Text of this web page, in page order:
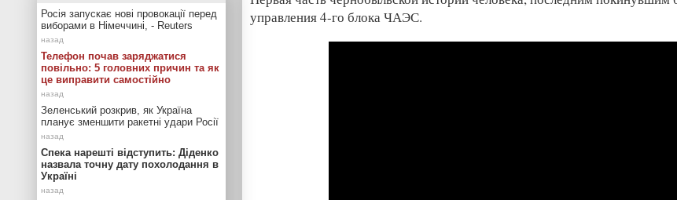
управления 4-го блока ЧАЭС.
Росія запускає нові провокації перед
виборами в Німеччині, - Reuters
Телефон почав заряджатися
повільно: 5 головних причин та як
це виправити самостійно
Зеленський розкрив, як Україна
планує зменшити ракетні удари Росії
Спека нарешті відступить: Діденко
назвала точну дату похолодання в
Україні